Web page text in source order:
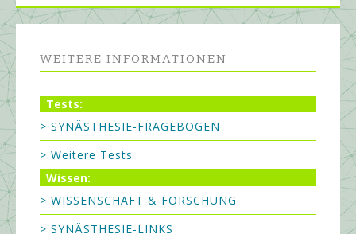
WEITERE INFORMATIONEN
Tests:
> SYNÄSTHESIE-FRAGEBOGEN
> Weitere Tests
Wissen:
> WISSENSCHAFT & FORSCHUNG
> SYNÄSTHESIE-LINKS